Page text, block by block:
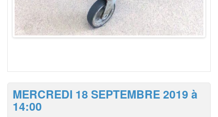
MERCREDI 18 SEPTEMBRE 2019 à
14:00